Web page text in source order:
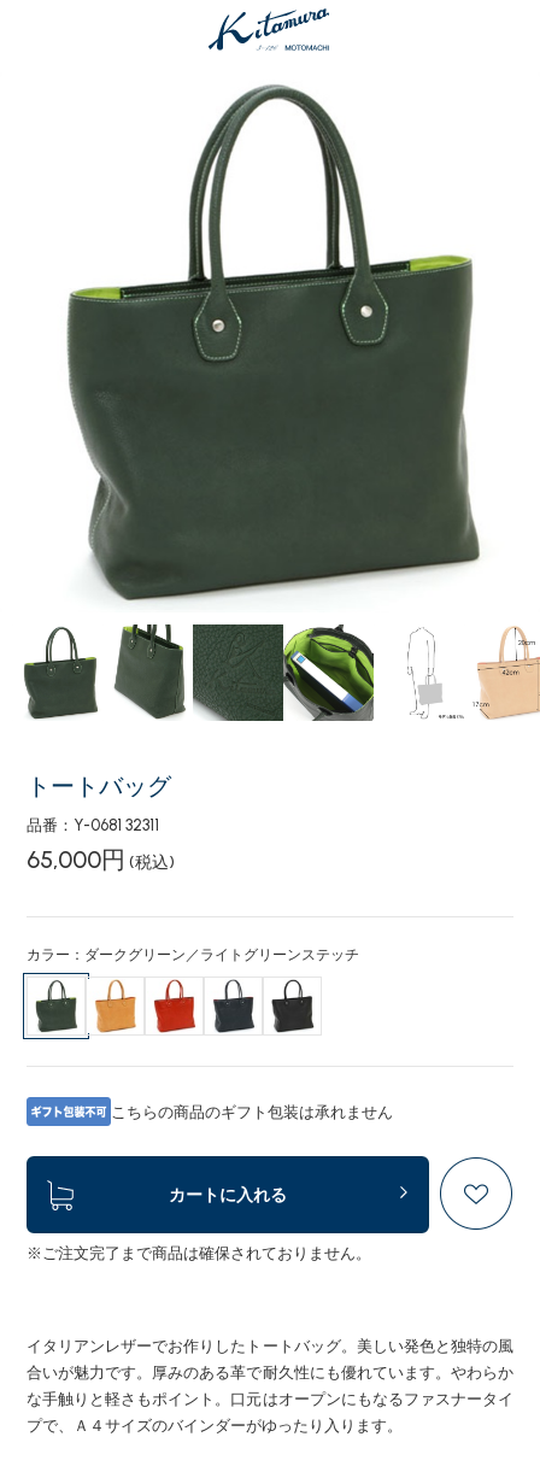
トートバッグ
品番：Y-0681 32311
65,000円 (税込)
カラー：ダークグリーン／ライトグリーンステッチ
こちらの商品のギフト包装は承れません
カートに入れる
※ご注文完了まで商品は確保されておりません。
イタリアンレザーでお作りしたトートバッグ。美しい発色と独特の風
合いが魅力です。厚みのある革で耐久性にも優れています。やわらか
な手触りと軽さもポイント。口元はオープンにもなるファスナータイ
プで、Ａ４サイズのバインダーがゆったり入ります。